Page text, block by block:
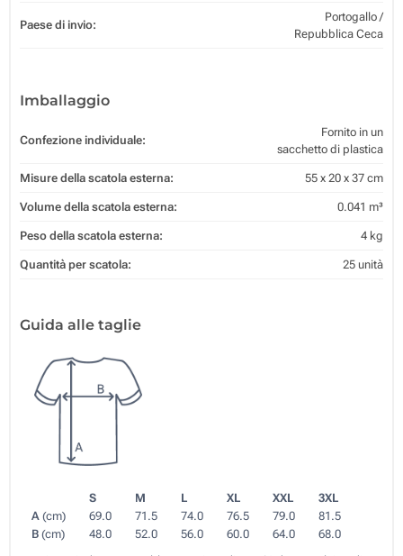
Paese di invio:
Portogallo /
Repubblica Ceca
Imballaggio
Confezione individuale:
Fornito in un
sacchetto di plastica
Misure della scatola esterna: 55 x 20 x 37 cm
Volume della scatola esterna: 0.041 m³
Peso della scatola esterna: 4 kg
Quantità per scatola: 25 unità
Guida alle taglie
S M L XL XXL
3XL
A (cm) 69.0 71.5 74.0 76.5 79.0
81.5
B (cm) 48.0 52.0 56.0 60.0 64.0 68.0